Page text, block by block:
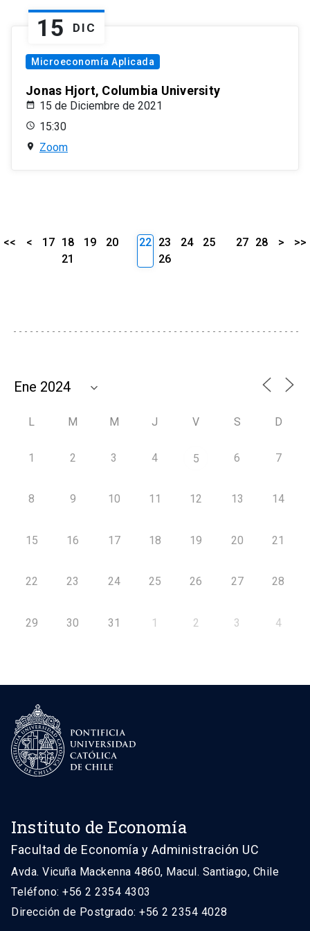
15 DIC
Microeconomía Aplicada
Jonas Hjort, Columbia University
15 de Diciembre de 2021
15:30
Zoom
<< < 17 18 19
20
21
22 23 24
25
26
27 28 > >>
L M M J V S D
1 2 3 4 5 6 7
8 9 10 11 12 13 14
15 16 17 18 19 20 21
22 23 24 25 26 27 28
29 30 31 1 2 3 4
Instituto de Economía
Facultad de Economía y Administración UC
Avda. Vicuña Mackenna 4860, Macul. Santiago, Chile
Teléfono: +56 2 2354 4303
Dirección de Postgrado: +56 2 2354 4028